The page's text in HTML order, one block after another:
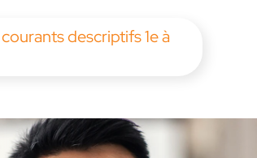
descriptifs 1e à